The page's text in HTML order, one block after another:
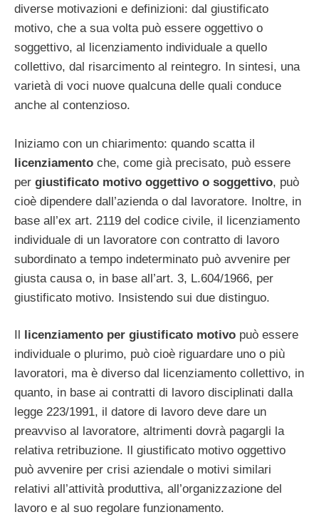
diverse motivazioni e definizioni: dal giustificato
motivo, che a sua volta può essere oggettivo o
soggettivo, al licenziamento individuale a quello
collettivo, dal risarcimento al reintegro. In sintesi, una
varietà di voci nuove qualcuna delle quali conduce
anche al contenzioso.
Iniziamo con un chiarimento: quando scatta il
licenziamento che, come già precisato, può essere
per giustificato motivo oggettivo o soggettivo, può
cioè dipendere dall’azienda o dal lavoratore. Inoltre, in
base all’ex art. 2119 del codice civile, il licenziamento
individuale di un lavoratore con contratto di lavoro
subordinato a tempo indeterminato può avvenire per
giusta causa o, in base all’art. 3, L.604/1966, per
giustificato motivo. Insistendo sui due distinguo.
licenziamento per giustificato motivo può essere
individuale o plurimo, può cioè riguardare uno o più
lavoratori, ma è diverso dal licenziamento collettivo, in
quanto, in base ai contratti di lavoro disciplinati dalla
legge 223/1991, il datore di lavoro deve dare un
preavviso al lavoratore, altrimenti dovrà pagargli la
relativa retribuzione. Il giustificato motivo oggettivo
può avvenire per crisi aziendale o motivi similari
relativi all’attività produttiva, all’organizzazione del
lavoro e al suo regolare funzionamento.